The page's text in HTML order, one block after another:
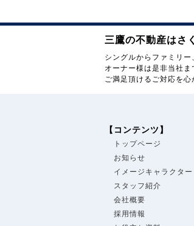
三鷹の不動産はさ
シングルからファミリ
オーナー様は是非当社
ご満足頂けるご対応を心
【コンテンツ】
トップページ
お知らせ
イメージキャラクター
スタッフ紹介
会社概要
採用情報